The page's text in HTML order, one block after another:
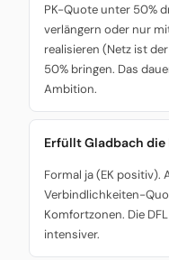
PK-Quote unter 50%
verlängern oder nur
realisieren (Netz ist
50% bringen. Das
Ambition.
Erfüllt Gladbach
Formal ja (EK positiv).
Verbindlichkeiten-
Komfortzonen. Die
intensiver.